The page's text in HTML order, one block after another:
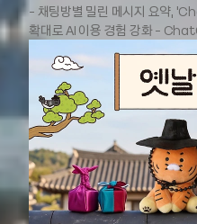
20일까지 진행한다. 카카오맵
이미지를 찾아 화면을 캡처한 뒤
(@kakaomap_official) 또는
태그해 공유하면 추첨을 통해
카카오는 최근 ‘국립중앙박물관
대구치맥페스티벌 축제 전용 지
앞으로도 공연과 축제, 전시 등
필요한 정보를 더욱 쉽고 편리하
서비스를 확장해 나갈 계획이다.
"JYP엔터테인먼트와의 협업을
팬들에게 한층 편리한 현장 경험
- 채팅방별 밀린 메시지 요약,
확대로 AI 이용 경험 강화 -
챗봇(beta) 등 편의 기능 제공
정신아)가 이용자 편의를 위한
업데이트(v26.6.0)를 진행했다
메시지를 빠르게 파악할 수 있
추가했다. 개별 채팅방 안에서 ‘대
메시지의 핵심 내용을 한눈에 정
채팅방에서도 주요 내용을 살펴
또한, ChatGPT for Kakao의
확대했다. 기존 설정을 다시 입
모바일에서 사용하던 흐름이 그